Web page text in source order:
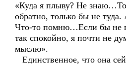
«Куда я плыву? Не
обратно, только бы не
Что-то помню…Если бы не
так спокойно, я почти не
мыслю».
Единственное, что она